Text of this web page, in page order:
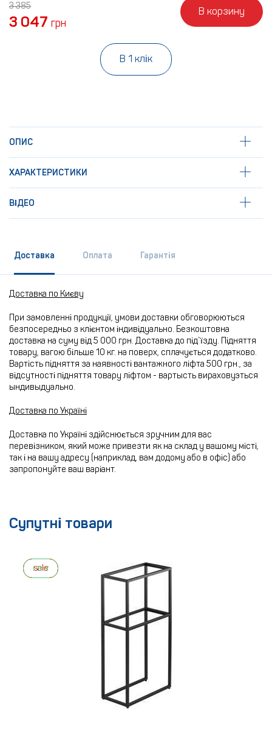
3 385
3 047 грн
В корзину
В 1 клік
ОПИС
ХАРАКТЕРИСТИКИ
ВІДЕО
Доставка Оплата Гарантія
Доставка по Києву
При замовленні продукції, умови доставки обговорюються
безпосередньо з клієнтом індивідуально. Безкоштовна
доставка на суму від 5 000 грн. Доставка до під`їзду. Підняття
товару, вагою більше 10 кг. на поверх, сплачується додатково.
Вартість підняття за наявності вантажного ліфта 500 грн., за
відсутності підняття товару ліфтом - вартысть вираховуэться
ындивыдуально.
Доставка по Україні
Доставка по Україні здійснюється зручним для вас
перевізником, який може привезти як на склад у вашому місті,
так і на вашу адресу (наприклад, вам додому або в офіс) або
запропонуйте ваш варіант.
Супутні товари
sale
new